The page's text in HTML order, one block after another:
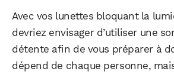
Avec vos lunettes bloquant la
devriez envisager d’utiliser une
détente afin de vous préparer à
dépend de chaque personne,
WhatsApp Telegram